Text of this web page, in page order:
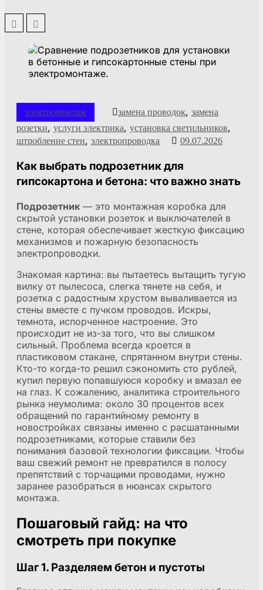
электромонтаж замена проводок, замена
розетки, услуги электрика, установка светильников,
штробление стен, электропроводка 09.07.2026
Как выбрать подрозетник для
гипсокартона и бетона: что важно знать
Подрозетник — это монтажная коробка для
скрытой установки розеток и выключателей в
стене, которая обеспечивает жесткую фиксацию
механизмов и пожарную безопасность
электропроводки.
Знакомая картина: вы пытаетесь вытащить тугую
вилку от пылесоса, слегка тянете на себя, и
розетка с радостным хрустом вываливается из
стены вместе с пучком проводов. Искры,
темнота, испорченное настроение. Это
происходит не из-за того, что вы слишком
сильный. Проблема всегда кроется в
пластиковом стакане, спрятанном внутри стены.
Кто-то когда-то решил сэкономить сто рублей,
купил первую попавшуюся коробку и вмазал ее
на глаз. К сожалению, аналитика строительного
рынка неумолима: около 30 процентов всех
обращений по гарантийному ремонту в
новостройках связаны именно с расшатанными
подрозетниками, которые ставили без
понимания базовой технологии фиксации. Чтобы
ваш свежий ремонт не превратился в полосу
препятствий с торчащими проводами, нужно
заранее разобраться в нюансах скрытого
монтажа.
Пошаговый гайд: на что
смотреть при покупке
Шаг 1. Разделяем бетон и пустоты